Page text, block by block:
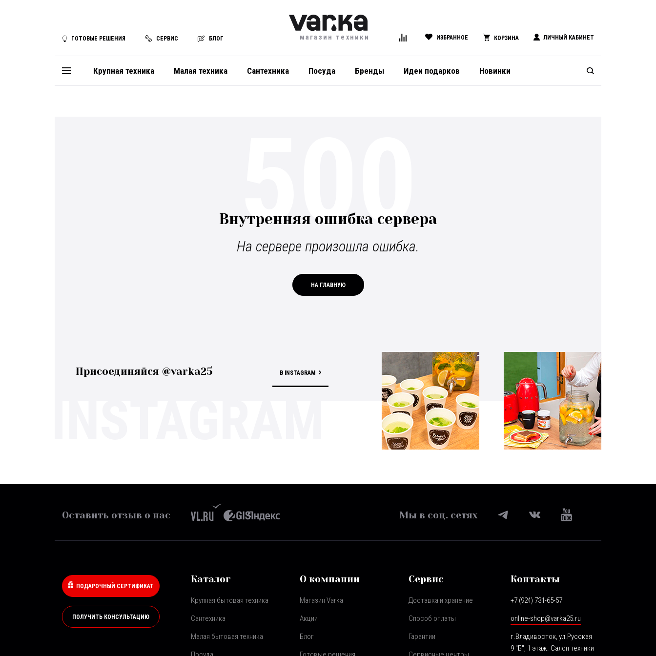
ГОТОВЫЕ РЕШЕНИЯ СЕРВИС БЛОГ магазин техники ИЗБРАННОЕ КОРЗИНА ЛИЧНЫЙ КАБИНЕТ
Крупная техника Малая техника Сантехника Посуда Бренды Идеи подарков Новинки
Внутренняя ошибка сервера
На сервере произошла ошибка.
НА ГЛАВНУЮ
500
Присоединяйся @varka25 В INSTAGRAM
Оставить отзыв о нас Мы в соц. сетях
ПОДАРОЧНЫЙ СЕРТИФИКАТ
ПОЛУЧИТЬ КОНСУЛЬТАЦИЮ
Каталог
Крупная бытовая техника
Сантехника
Малая бытовая техника
О компании
Магазин Varka
Акции
Блог
Сервис
Доставка и хранение
Способ оплаты
Гарантии
Контакты
+7 (924) 731-65-57
online-shop@varka25.ru
г.Владивосток, ул.Русская
9 "Б", 1 этаж. Салон техники